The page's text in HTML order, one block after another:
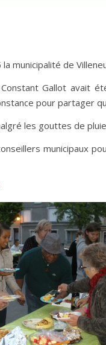
municipalité de
Gallot avait
pour partager
les gouttes de
municipaux